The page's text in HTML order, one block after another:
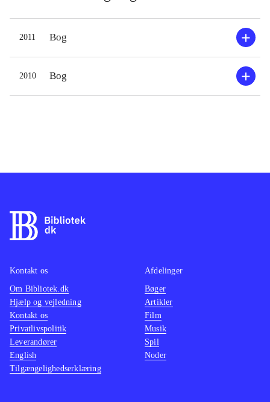
2011 Bog
2010 Bog
Kontakt os
Om Bibliotek.dk
Hjælp og vejledning
Kontakt os
Privatlivspolitik
Leverandører
English
Tilgængelighedserklæring
Afdelinger
Bøger
Artikler
Film
Musik
Spil
Noder